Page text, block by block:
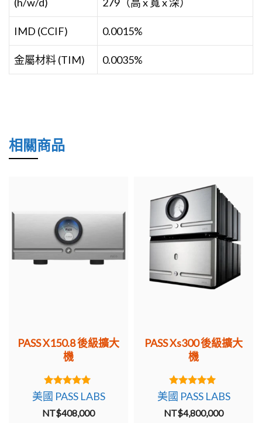
IMD (CCIF) 0.0015%
金屬材料 (TIM) 0.0035%
相關商品
PASS X150.8 後級擴大
機
5.00
out of 5
美國 PASS LABS
NT$408,000
PASS Xs300 後級擴大
機
5.00
out of 5
美國 PASS LABS
NT$4,800,000